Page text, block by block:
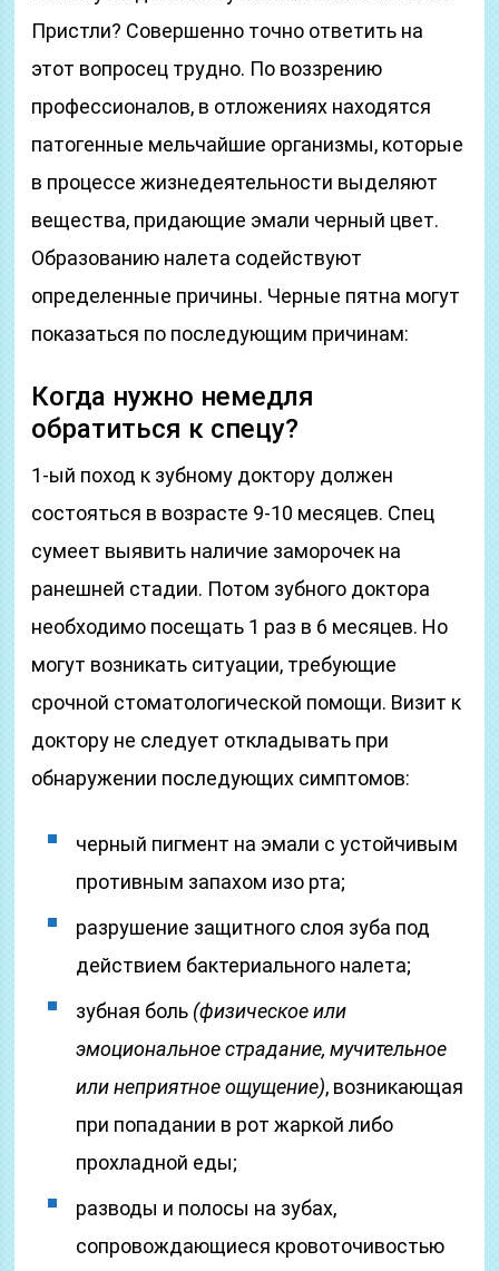
Пристли? Совершенно точно ответить на
этот вопросец трудно. По воззрению
профессионалов, в отложениях находятся
патогенные мельчайшие организмы, которые
в процессе жизнедеятельности выделяют
вещества, придающие эмали черный цвет.
Образованию налета содействуют
определенные причины. Черные пятна могут
показаться по последующим причинам:
Когда нужно немедля
обратиться к спецу?
1-ый поход к зубному доктору должен
состояться в возрасте 9-10 месяцев. Спец
сумеет выявить наличие заморочек на
ранешней стадии. Потом зубного доктора
необходимо посещать 1 раз в 6 месяцев. Но
могут возникать ситуации, требующие
срочной стоматологической помощи. Визит к
доктору не следует откладывать при
обнаружении последующих симптомов:
черный пигмент на эмали с устойчивым
противным запахом изо рта;
разрушение защитного слоя зуба под
действием бактериального налета;
зубная боль (физическое или
эмоциональное страдание, мучительное
или неприятное ощущение), возникающая
при попадании в рот жаркой либо
прохладной еды;
разводы и полосы на зубах,
сопровождающиеся кровоточивостью